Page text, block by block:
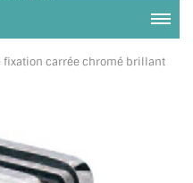
fixation carrée chromé brillant